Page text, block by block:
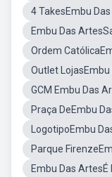
4 TakesEmbu
Embu Das
Ordem
Outlet LojasEmbu
GCM Embu Das
Praça DeEmbu
LogotipoEmbu
Parque
Embu Das ArtesÉ